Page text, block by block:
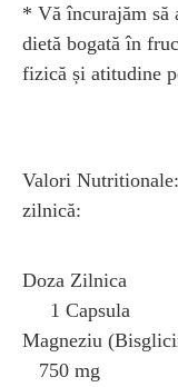
* Vă încurajăm să
dietă bogată în
fizică și atitudine
Valori
zilnică:
1
750 mg